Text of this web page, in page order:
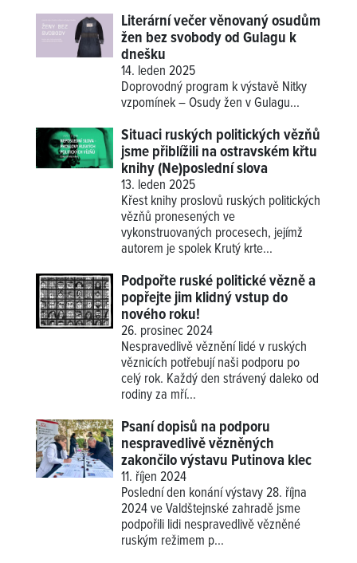
Literární večer věnovaný osudům
žen bez svobody od Gulagu k
dnešku
14. leden 2025
Doprovodný program k výstavě Nitky
vzpomínek – Osudy žen v Gulagu...
Situaci ruských politických vězňů
jsme přiblížili na ostravském křtu
knihy (Ne)poslední slova
13. leden 2025
Křest knihy proslovů ruských politických
vězňů pronesených ve
vykonstruovaných procesech, jejímž
autorem je spolek Krutý krte...
Podpořte ruské politické vězně a
popřejte jim klidný vstup do
nového roku!
26. prosinec 2024
Nespravedlivě věznění lidé v ruských
věznicích potřebují naši podporu po
celý rok. Každý den strávený daleko od
rodiny za mří...
Psaní dopisů na podporu
nespravedlivě vězněných
zakončilo výstavu Putinova klec
11. říjen 2024
Poslední den konání výstavy 28. října
2024 ve Valdštejnské zahradě jsme
podpořili lidi nespravedlivě vězněné
ruským režimem p...